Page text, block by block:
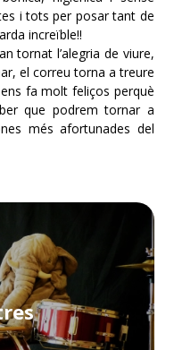
i tots per posar tant de
increïble!!
tornat l’alegria de viure,
el correu torna a treure
fa molt feliços perquè
que podrem tornar a
més afortunades del